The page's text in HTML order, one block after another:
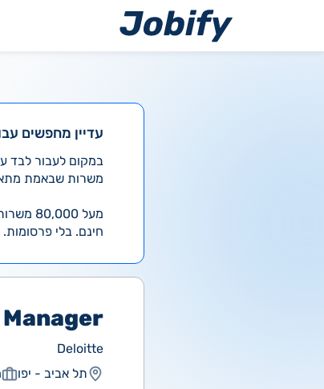
עדיין מחפשים
משרות שבאמת
מעל 80,000 משרות • 4,000 חדשות ביום
חינם. בלי
Deloitte
תל אביב - יפו